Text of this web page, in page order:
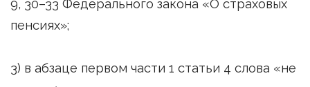
9, 30–33 Федерального закона «О страховых
пенсиях»;
3) в абзаце первом части 1 статьи 4 слова «не